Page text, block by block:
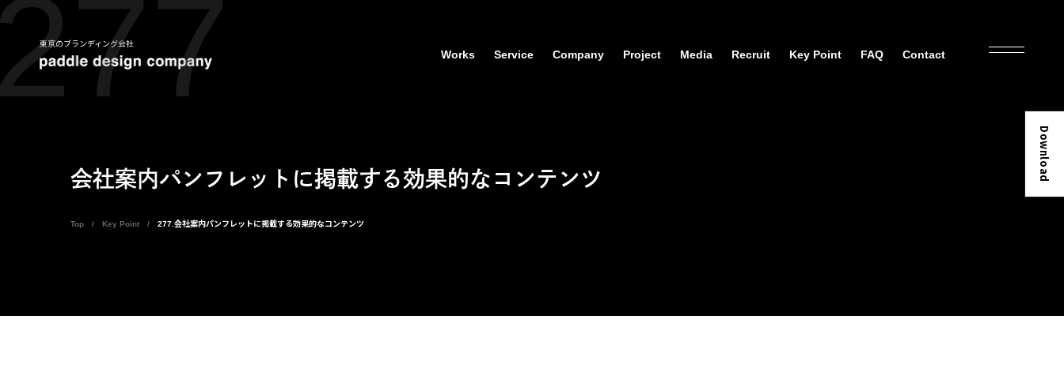
東京のブランディング会社
Works Service Company Project Media Recruit Key Point FAQ Contact
Download
会社案内パンフレットに掲載する効果的なコンテンツ
Top Key Point 277.会社案内パンフレットに掲載する効果的なコンテンツ